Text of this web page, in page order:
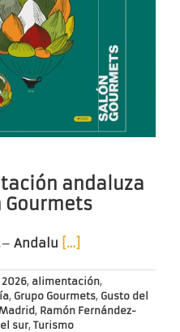
andaluza
Gourmets
– Andalu […]
, alimentación,
, Grupo Gourmets, Gusto del
Madrid , Ramón Fernández-
sur, Turismo